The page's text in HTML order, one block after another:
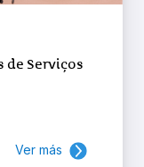
de Serviços
Ver más